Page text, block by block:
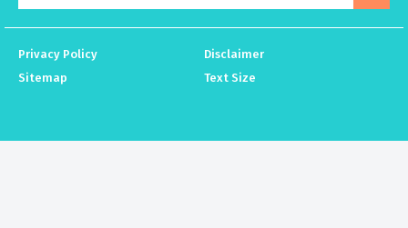
Privacy Policy
Disclaimer
Sitemap
Text Size